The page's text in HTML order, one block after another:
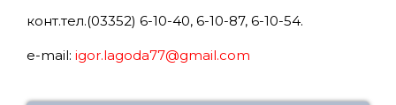
конт.тел.(03352) 6-10-40, 6-10-87, 6-10-54.
e-mail: igor.lagoda77@gmail.com